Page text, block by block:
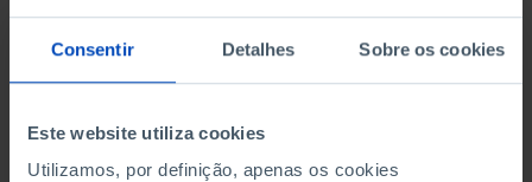
Consentir Detalhes Sobre os cookies
Este website utiliza cookies
Utilizamos, por definição, apenas os cookies
DATA DE FIM